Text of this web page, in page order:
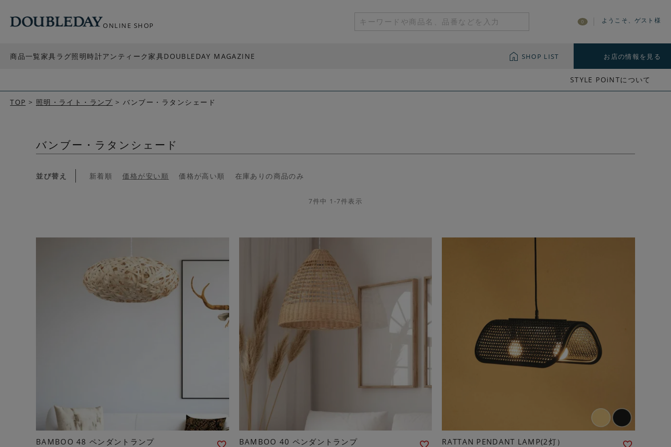
ONLINE SHOP 0 ようこそ、ゲスト様
商品一覧家具ラグ照明時計アンティーク家具DOUBLEDAY MAGAZINE SHOP LIST お店の情報を見る
STYLE POiNTについて
TOP 照明・ライト・ランプ バンブー・ラタンシェード
バンブー・ラタンシェード
並び替え 新着順 価格が安い順 価格が高い順 在庫ありの商品のみ
7件中 1 -7件表示
BAMBOO 48 ペンダントランプ BAMBOO 40 ペンダントランプ RATTAN PENDANT LAMP(2灯）